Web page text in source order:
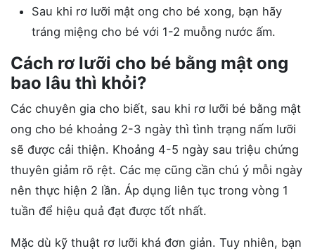
Sau khi rơ lưỡi mật ong cho bé xong, bạn hãy
tráng miệng cho bé với 1-2 muỗng nước ấm.
Cách rơ lưỡi cho bé bằng mật ong
bao lâu thì khỏi?
Các chuyên gia cho biết, sau khi rơ lưỡi bé bằng mật
ong cho bé khoảng 2-3 ngày thì tình trạng nấm lưỡi
sẽ được cải thiện. Khoảng 4-5 ngày sau triệu chứng
thuyên giảm rõ rệt. Các mẹ cũng cần chú ý mỗi ngày
nên thực hiện 2 lần. Áp dụng liên tục trong vòng 1
tuần để hiệu quả đạt được tốt nhất.
Mặc dù kỹ thuật rơ lưỡi khá đơn giản. Tuy nhiên, bạn